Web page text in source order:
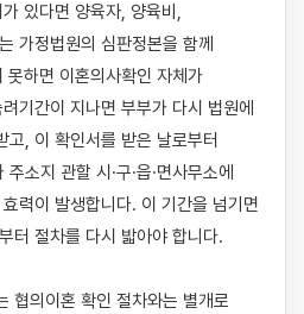
있다면 양육자, 양육비,
가정법원의 심판정본을 함께
하면 이혼의사확인 자체가
기간이 지나면 부부가 다시 법원에
고, 이 확인서를 받은 날로부터
소지 관할 시·구·읍·면사무소에
력이 발생합니다. 이 기간을 넘기면
터 절차를 다시 밟아야 합니다.
협의이혼 확인 절차와는 별개로